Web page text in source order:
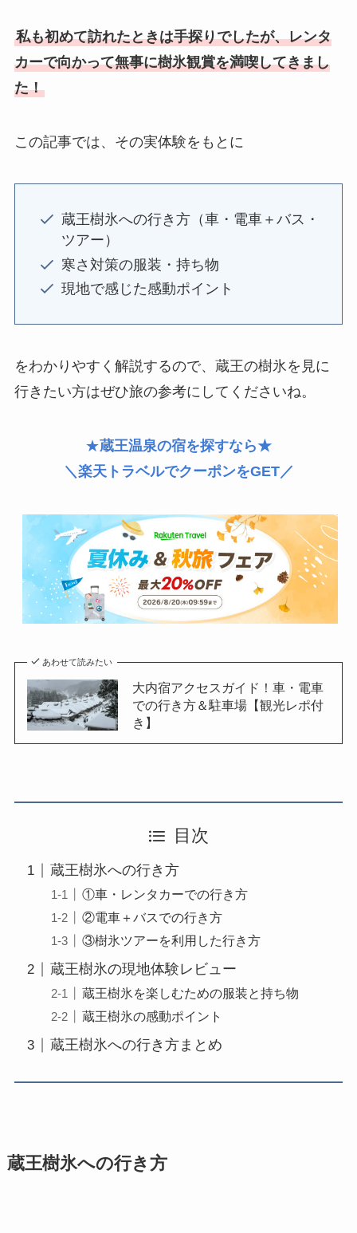
私も初めて訪れたときは手探りでしたが、レンタ
カーで向かって無事に樹氷観賞を満喫してきまし
た！
この記事では、その実体験をもとに
蔵王樹氷への行き方（車・電車＋バス・
ツアー）
寒さ対策の服装・持ち物
現地で感じた感動ポイント
をわかりやすく解説するので、蔵王の樹氷を見に
行きたい方はぜひ旅の参考にしてくださいね。
★蔵王温泉の宿を探すなら★
＼楽天トラベルでクーポンをGET／
あわせて読みたい
大内宿アクセスガイド！車・電車
での行き方＆駐車場【観光レポ付
き】
目次
蔵王樹氷への行き方
①車・レンタカーでの行き方
②電車＋バスでの行き方
③樹氷ツアーを利用した行き方
蔵王樹氷の現地体験レビュー
蔵王樹氷を楽しむための服装と持ち物
蔵王樹氷の感動ポイント
蔵王樹氷への行き方まとめ
蔵王樹氷への行き方